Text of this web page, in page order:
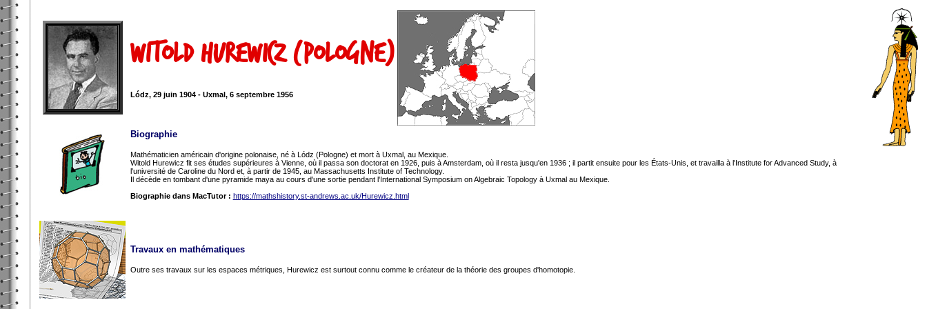
Witold Hurewicz (Pologne)
Lódz, 29 juin 1904 - Uxmal, 6 septembre 1956
Biographie
Mathématicien américain d'origine polonaise, né à Lódz (Pologne) et mort à Uxmal, au Mexique.
Witold Hurewicz fit ses études supérieures à Vienne, où il passa son doctorat en 1926, puis à Amsterdam, où il resta jusqu'en 1936 ; il partit ensuite pour les États-Unis, et travailla à l'Institute for Advanced Study, à
l'université de Caroline du Nord et, à partir de 1945, au Massachusetts Institute of Technology.
Il décède en tombant d'une pyramide maya au cours d'une sortie pendant l'International Symposium on Algebraic Topology à Uxmal au Mexique.
Biographie dans MacTutor : https://mathshistory.st-andrews.ac.uk/Hurewicz.html
Travaux en mathématiques
Outre ses travaux sur les espaces métriques, Hurewicz est surtout connu comme le créateur de la théorie des groupes d'homotopie.